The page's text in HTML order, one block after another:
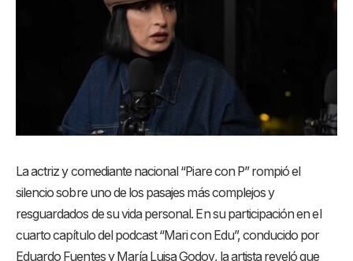
La actriz y comediante nacional “Piare con P” rompió el
silencio sobre uno de los pasajes más complejos y
resguardados de su vida personal. En su participación en el
cuarto capítulo del podcast “Mari con Edu”, conducido por
Eduardo Fuentes y María Luisa Godoy, la artista reveló que